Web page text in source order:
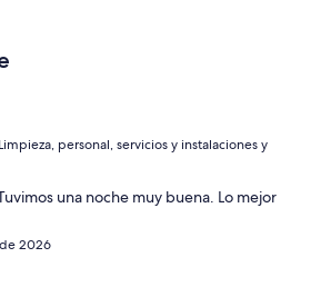
personal, servicios y instalaciones y
una noche muy buena. Lo mejor
2026